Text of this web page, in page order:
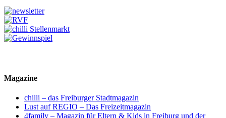
Magazine
chilli – das Freiburger Stadtmagazin
Lust auf REGIO – Das Freizeitmagazin
4family – Magazin für Eltern & Kids in Freiburg und der